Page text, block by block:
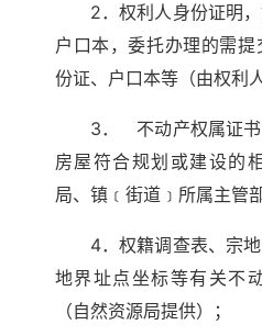
2．权利人身份证明
户口本，委托办理的需
份证、户口本等（由权利
3． 不动产权属证书
房屋符合规划或建设的
局、镇﹝街道﹞所属主管
4．权籍调查表、宗
地界址点坐标等有关不
（自然资源局提供）；